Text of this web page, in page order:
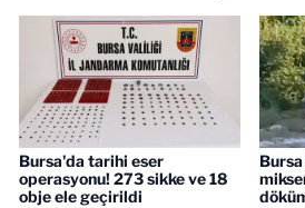
Bursa'da tarihi eser
operasyonu! 273 sikke ve 18
obje ele geçirildi